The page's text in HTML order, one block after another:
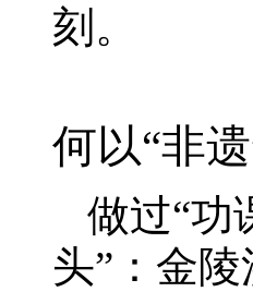
刻。
何以“非
做过“功
头”：金